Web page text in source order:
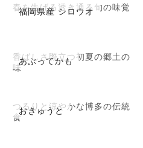
福岡県産 シロウオ
春を告げる透き通る旬の味覚
あぶってかも
香ばしさ際立つ初夏の郷土の
味
おきゅうと
つるりと涼やかな博多の伝統
食